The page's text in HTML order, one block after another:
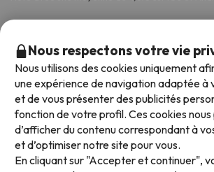
Modes de paiement disponibles
Nous respectons votre vie
Nous utilisons des cookies uniquement
une expérience de navigation adaptée à
et de vous présenter des publicités
fonction de votre profil. Ces cookies
d’afficher du contenu correspondant à
et d’optimiser notre site pour vous.
En cliquant sur "Accepter et continuer",